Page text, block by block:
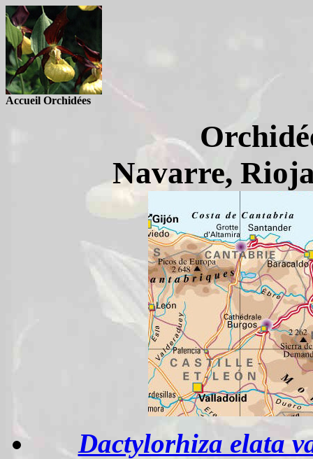
Accueil Orchidées
Navarre,
Dactylorhiza elata